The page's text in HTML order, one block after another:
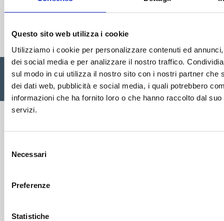
Questo sito web utilizza i cookie
Utilizziamo i cookie per personalizzare contenuti ed
dei social media e per analizzare il nostro traffico.
sul modo in cui utilizza il nostro sito con i nostri partner che
dei dati web, pubblicità e social media, i quali potrebbero
informazioni che ha fornito loro o che hanno raccolto dal
servizi.
delNecessari
Preferenze
Statistiche
Cisalfa Group
Cisalfa Sport SpA Via Boccea, 496 - 00166 Roma C.F. P.IVA.
05352580962 Registro imprese Roma n. 1156390 Cap. sociale
€ 28.353.142,00 I.V. |
| Cookie |